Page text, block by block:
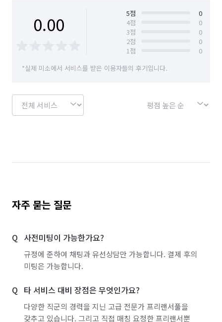
0.00 5점
0
4점
0
3점
0
2점
0
1점
0
*실제 미소에서 서비스를 받은 이용자들의 후기입니다.
자주 묻는 질문
사전미팅이 가능한가요?
규정에 준하여 채팅과 유선상담만 가능합니다. 결제 후의
미팅은 가능합니다.
타 서비스 대비 장점은 무엇인가요?
다양한 직군의 경력을 지닌 고급 전문가 프리랜서풀을
갖추고 있습니다. 그리고 직접 매칭 요청한 프리랜서뿐